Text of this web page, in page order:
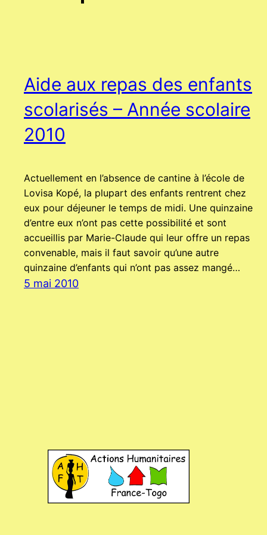
Aide aux repas des enfants
scolarisés – Année scolaire
2010
Actuellement en l’absence de cantine à l’école de
Lovisa Kopé, la plupart des enfants rentrent chez
eux pour déjeuner le temps de midi. Une quinzaine
d’entre eux n’ont pas cette possibilité et sont
accueillis par Marie-Claude qui leur offre un repas
convenable, mais il faut savoir qu’une autre
quinzaine d’enfants qui n’ont pas assez mangé…
5 mai 2010